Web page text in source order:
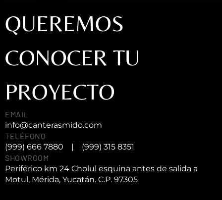
QUEREMOS
CONOCER TU
PROYECTO
EMAIL
info@canterasmido.com
TELÉFONO
(999) 666 7880
|
(999) 315 8351
SHOWROOM
Periférico km 24 Cholul esquina antes de salida a
Motul, Mérida, Yucatán. C.P. 97305